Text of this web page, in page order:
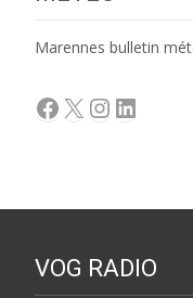
Marennes bulletin
Facebook
X Instagram
VOG RADIO